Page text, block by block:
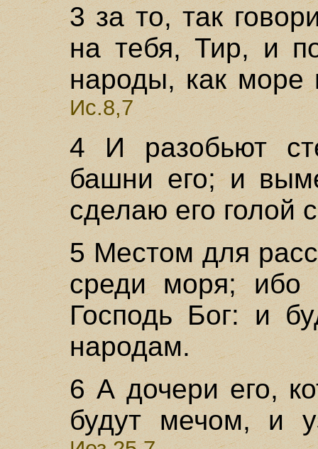
3 за то, так
на тебя, Тир, и
народы, как море
Ис.8,7
4 И разобьют
башни его; и
сделаю его голой
5 Местом для
среди моря; ибо
Господь Бог: и
народам.
6 А дочери его,
будут мечом, и